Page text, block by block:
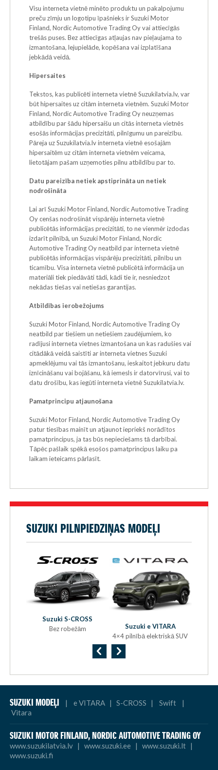
Visu interneta vietnē minēto produktu un pakalpojumu
preču zīmju un logotipu īpašnieks ir Suzuki Motor
Finland, Nordic Automotive Trading Oy vai attiecīgās
trešās puses. Bez attiecīgas atļaujas nav pieļaujama to
izmantošana, lejupielāde, kopēšana vai izplatīšana
jebkādā veidā.
Hipersaites
Tekstos, kas publicēti interneta vietnē Suzukilatvia.lv, var
būt hipersaites uz citām interneta vietnēm. Suzuki Motor
Finland, Nordic Automotive Trading Oy neuzņemas
atbildību par šādu hipersaišu un citās interneta vietnēs
esošās informācijas precizitāti, pilnīgumu un pareizību.
Pāreja uz Suzukilatvia.lv interneta vietnē esošajām
hipersaitēm uz citām interneta vietnēm veicama,
lietotājam pašam uzņemoties pilnu atbildību par to.
Datu pareizība netiek apstiprināta un netiek
nodrošināta
Lai arī Suzuki Motor Finland, Nordic Automotive Trading
Oy cenšas nodrošināt vispārēju interneta vietnē
publicētās informācijas precizitāti, to ne vienmēr izdodas
izdarīt pilnībā, un Suzuki Motor Finland, Nordic
Automotive Trading Oy neatbild par interneta vietnē
publicētās informācijas vispārēju precizitāti, pilnību un
ticamību. Visa interneta vietnē publicētā informācija un
materiāli tiek piedāvāti tādi, kādi tie ir, nesniedzot
nekādas tiešas vai netiešas garantijas.
Atbildības ierobežojums
Suzuki Motor Finland, Nordic Automotive Trading Oy
neatbild par tiešiem un netiešiem zaudējumiem, ko
radījusi interneta vietnes izmantošana un kas radušies vai
citādākā veidā saistīti ar interneta vietnes Suzuki
apmeklējumu vai tās izmantošanu, ieskaitot jebkuru datu
iznīcināšanu vai bojāšanu, kā iemesls ir datorvīrusi, vai to
datu drošību, kas iegūti interneta vietnē Suzukilatvia.lv.
Pamatprincipu atjaunošana
Suzuki Motor Finland, Nordic Automotive Trading Oy
patur tiesības mainīt un atjaunot iepriekš norādītos
pamatprincipus, ja tas būs nepieciešams tā darbībai.
Tāpēc pašlaik spēkā esošos pamatprincipus laiku pa
laikam ieteicams pārlasīt.
SUZUKI PILNPIEDZIŅAS MODEĻI
Suzuki S-CROSS
Bez robežām
Suzuki e VITARA
4×4 pilnībā elektriskā SUV
SUZUKI MODEĻI | e VITARA | S-CROSS | Swift |
Vitara
SUZUKI MOTOR FINLAND,NORDIC AUTOMOTIVE TRADING OY
www.suzukilatvia.lv | www.suzuki.ee | www.suzuki.lt |
www.suzuki.fi